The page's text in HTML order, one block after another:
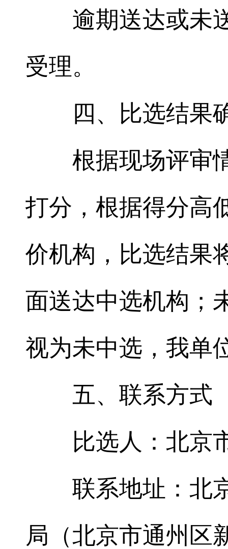
逾期送达或未
受理。
四、比选结果
根据现场评审
打分，根据得分高
价机构，比选结果
面送达中选机构；
视为未中选，我单
五、联系方式
比选人：北京
联系地址：北
局（北京市通州区